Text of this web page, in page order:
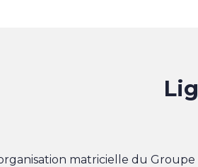
matricielle du